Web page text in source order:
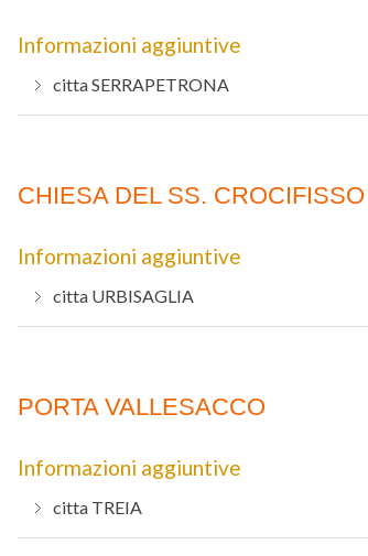
Informazioni aggiuntive
cittaSERRAPETRONA
CHIESA DEL SS. CROCIFISSO
Informazioni aggiuntive
citta URBISAGLIA
PORTA VALLESACCO
Informazioni aggiuntive
citta TREIA